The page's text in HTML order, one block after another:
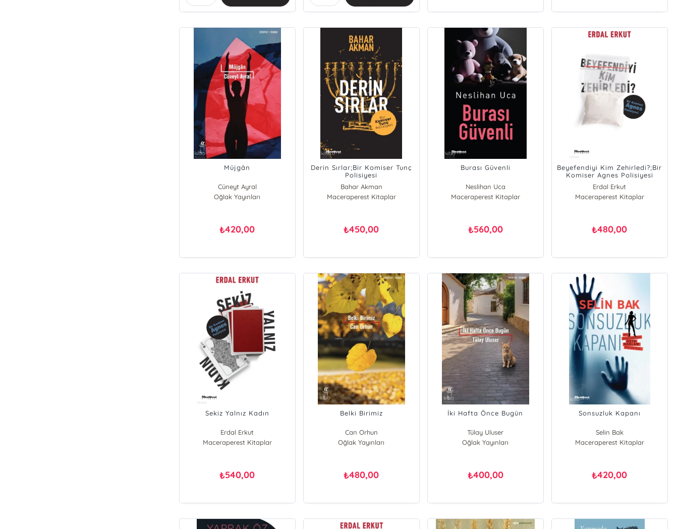
Müjgân
Cüneyt Ayral
Oğlak Yayınları
₺420,00
Derin Sırlar;Bir Komiser Tunç
Polisiyesi
Bahar Akman
Maceraperest Kitaplar
₺450,00
Burası Güvenli
Neslihan Uca
Maceraperest Kitaplar
₺560,00
Beyefendiyi Kim Zehirledi?;Bir
Komiser Agnes Polisiyesi
Erdal Erkut
Maceraperest Kitaplar
₺480,00
Sekiz Yalnız Kadın
Erdal Erkut
Maceraperest Kitaplar
₺540,00
Belki Birimiz
Can Orhun
Oğlak Yayınları
₺480,00
İki Hafta Önce Bugün
Tülay Uluser
Oğlak Yayınları
₺400,00
Sonsuzluk Kapanı
Selin Bak
Maceraperest Kitaplar
₺420,00